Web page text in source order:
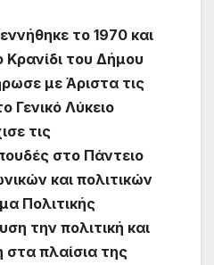
το 1970 και
Κρανίδι του Δήμου
με Άριστα τις
Γενικό Λύκειο
τις
στο Πάντειο
και πολιτικών
Πολιτικής
την πολιτική και
στα πλαίσια της